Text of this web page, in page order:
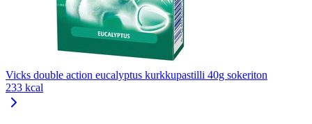
Vicks double action eucalyptus kurkkupastilli 40g sokeriton
233 kcal